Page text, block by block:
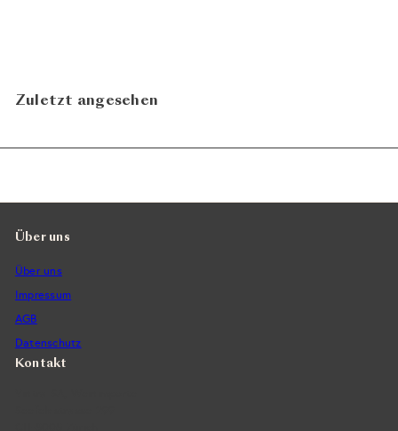
Zuletzt angesehen
Über uns
Über uns
Impressum
AGB
Datenschutz
Kontakt